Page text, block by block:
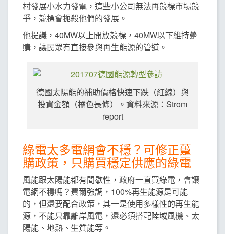
村發展小水力發電，這些小公司無法再競標市場競
爭，競標會扼殺他們的發展。
他提議，40MW以上開放競標，40MW以下維持躉
購，讓民眾有直接參與再生能源的管道。
德國太陽能的補助價格快速下跌（紅線）與
投資金額（橘色長條）。資料來源：Strom
report
綠電太多電網會不穩？可修正躉
購政策，只購買穩定供應的綠電
風能跟太陽能都有間歇性，政府一直買綠電，會讓
電網不穩嗎？費爾強調，100%再生能源是可能
的，但還要配合政策，其一是使用多樣性的再生能
源，不能只靠離岸風電，還必須搭配陸域風機、太
陽能、地熱、生質能等。